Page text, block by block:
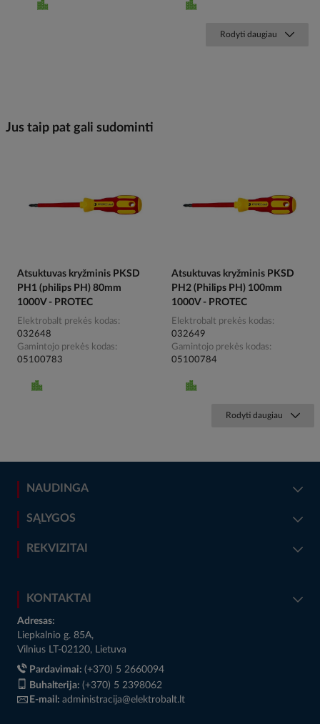
Rodyti daugiau
Jus taip pat gali sudominti
Atsuktuvas kryžminis PKSD
PH1 (philips PH) 80mm
1000V - PROTEC
Elektrobalt prekės kodas
032648
Gamintojo prekės kodas
05100783
Atsuktuvas kryžminis PKSD
PH2 (Philips PH) 100mm
1000V - PROTEC
Elektrobalt prekės kodas
032649
Gamintojo prekės kodas
05100784
Rodyti daugiau
NAUDINGA
SĄLYGOS
REKVIZITAI
KONTAKTAI
Adresas:
Liepkalnio g. 85A,
Vilnius LT-02120, Lietuva
Pardavimai: (+370) 5 2660094
Buhalterija: (+370) 5 2398062
E-mail: administracija@elektrobalt.lt